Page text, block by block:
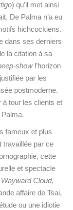
) qu’il met ainsi
De Palma n’a eu
hichcockiens.
dans ses derniers
la citation à sa
showl’horizon
par les
postmoderne.
à tour les clients et
fameux et plus
travaillée par ce
cette
et spectacle
Cloud,
affaire de Tsai,
ou une idiotie